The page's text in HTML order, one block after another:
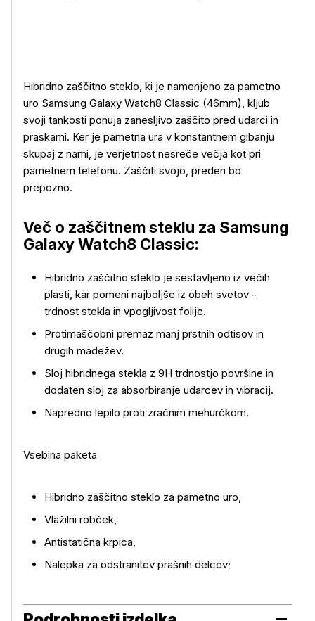
Več o izdelku
Hibridno zaščitno steklo, ki je namenjeno za pametno
uro Samsung Galaxy Watch8 Classic (46mm), kljub
svoji tankosti ponuja zanesljivo zaščito pred udarci in
praskami. Ker je pametna ura v konstantnem gibanju
skupaj z nami, je verjetnost nesreče večja kot pri
pametnem telefonu. Zaščiti svojo, preden bo
prepozno.
Več o zaščitnem steklu za Samsung
Galaxy Watch8 Classic:
Hibridno zaščitno steklo je sestavljeno iz večih
plasti, kar pomeni najboljše iz obeh svetov -
trdnost stekla in vpogljivost folije.
Protimaščobni premaz manj prstnih odtisov in
drugih madežev.
Sloj hibridnega stekla z 9H trdnostjo površine in
dodaten sloj za absorbiranje udarcev in vibracij.
Napredno lepilo proti zračnim mehurčkom.
Vsebina paketa
Hibridno zaščitno steklo za pametno uro,
Vlažilni robček,
Antistatična krpica,
Nalepka za odstranitev prašnih delcev;